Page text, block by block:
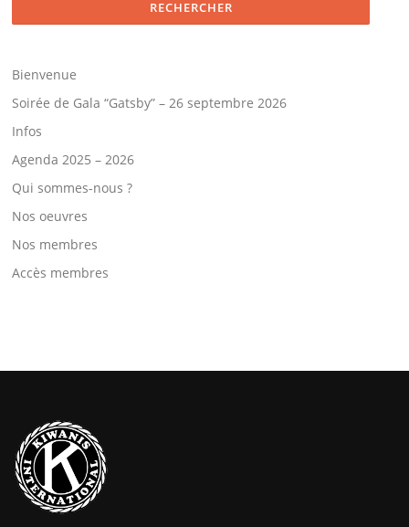
Bienvenue
Soirée de Gala “Gatsby” – 26 septembre 2026
Infos
Agenda 2025 – 2026
Qui sommes-nous ?
Nos oeuvres
Nos membres
Accès membres